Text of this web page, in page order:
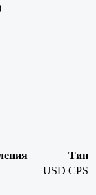
Тип
USD CPS